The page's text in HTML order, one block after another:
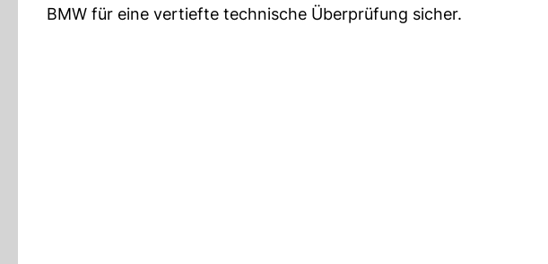
BMW für eine vertiefte technische Überprüfung sicher.